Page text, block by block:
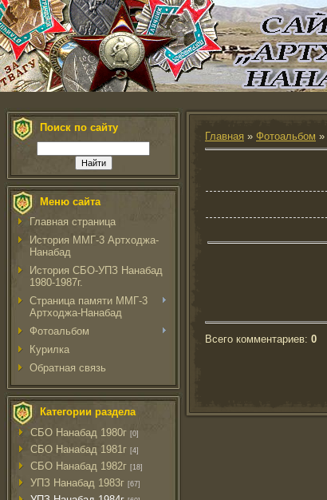
Поиск по сайту
Меню сайта
Главная страница
История ММГ-3 Артходжа-
Нанабад
История СБО-УПЗ Нанабад
1980-1987г.
Страница памяти ММГ-3
Артходжа-Нанабад
Фотоальбом
Курилка
Обратная связь
Категории раздела
СБО Нанабад 1980г [0]
СБО Нанабад 1981г [4]
СБО Нанабад 1982г [18]
УПЗ Нанабад 1983г [67]
Главная » Фотоальбом »
Всего комментариев: 0